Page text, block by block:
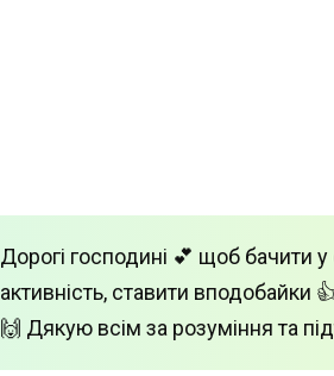
Дорогі господині 💕 щоб бачити у
активність, ставити вподобайки
🙌 Дякую всім за розуміння та